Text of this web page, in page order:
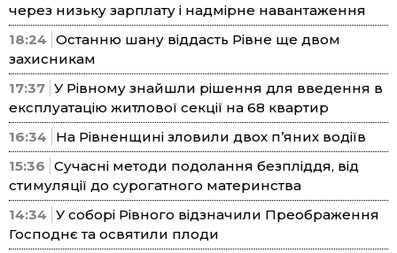
через низьку зарплату і надмірне навантаження
18:24 Останню шану віддасть Рівне ще двом
захисникам
17:37 У Рівному знайшли рішення для введення в
експлуатацію житлової секції на 68 квартир
16:34
На Рівненщині зловили двох п’яних водіїв
15:36 Сучасні методи подолання безпліддя, від
стимуляції до сурогатного материнства
14:34 У соборі Рівного відзначили Преображення
Господнє та освятили плоди